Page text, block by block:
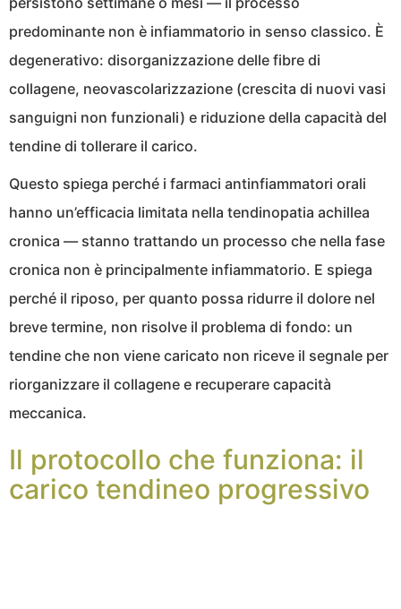
predominante non è infiammatorio in senso classico. È
degenerativo: disorganizzazione delle fibre di
collagene, neovascolarizzazione (crescita di nuovi vasi
sanguigni non funzionali) e riduzione della capacità del
tendine di tollerare il carico.
Questo spiega perché i farmaci antinfiammatori orali
hanno un’efficacia limitata nella tendinopatia achillea
cronica — stanno trattando un processo che nella fase
cronica non è principalmente infiammatorio. E spiega
perché il riposo, per quanto possa ridurre il dolore nel
breve termine, non risolve il problema di fondo: un
tendine che non viene caricato non riceve il segnale per
riorganizzare il collagene e recuperare capacità
meccanica.
Il protocollo che funziona: il
carico tendineo progressivo